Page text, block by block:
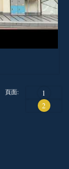
頁面:
1
2